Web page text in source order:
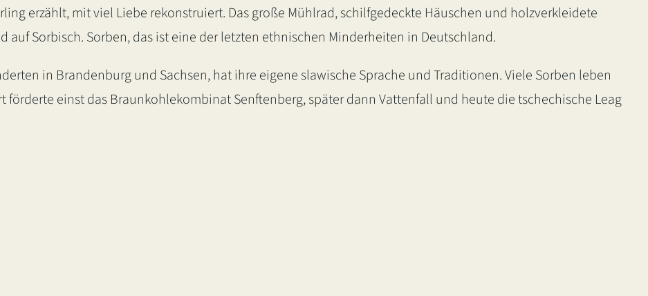
erzählt, mit viel Liebe rekonstruiert. Das große Mühlrad, schilfgedeckte Häuschen und holzverkleidete
auf Sorbisch. Sorben, das ist eine der letzten ethnischen Minderheiten in Deutschland.
in Brandenburg und Sachsen, hat ihre eigene slawische Sprache und Traditionen. Viele Sorben leben
förderte einst das Braunkohlekombinat Senftenberg, später dann Vattenfall und heute die tschechische Leag